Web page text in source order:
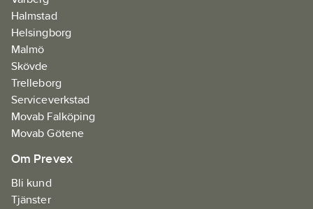
Tumstocksficka med
Cordura®-förstärkning.
Cordura®-förstärkning
på knän. Förböjda
knän för optimal
rörlighet.
Knäskyddsfickor
tillgängliga från
Knäskyddsposition
kan justeras 5 cm för
optimal rörlighet.
Halmstad
Helsingborg
Malmö
Skövde
Trelleborg
Serviceverkstad
Movab Falköping
Movab Götene
Om Prevex
Bli kund
Tjänster